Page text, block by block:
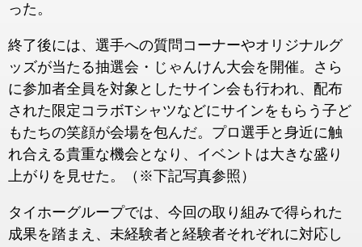
った。
終了後には、選手への質問コーナーやオリジナルグ
ッズが当たる抽選会・じゃんけん大会を開催。さら
に参加者全員を対象としたサイン会も行われ、配布
された限定コラボTシャツなどにサインをもらう子ど
もたちの笑顔が会場を包んだ。プロ選手と身近に触
れ合える貴重な機会となり、イベントは大きな盛り
上がりを見せた。（※下記写真参照）
タイホーグループでは、今回の取り組みで得られた
成果を踏まえ、未経験者と経験者それぞれに対応し